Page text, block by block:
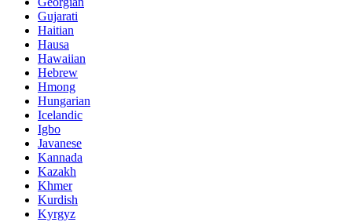
Gujarati
Haitian
Hausa
Hawaiian
Hebrew
Hmong
Hungarian
Icelandic
Igbo
Javanese
Kannada
Kazakh
Khmer
Kurdish
Kyrgyz